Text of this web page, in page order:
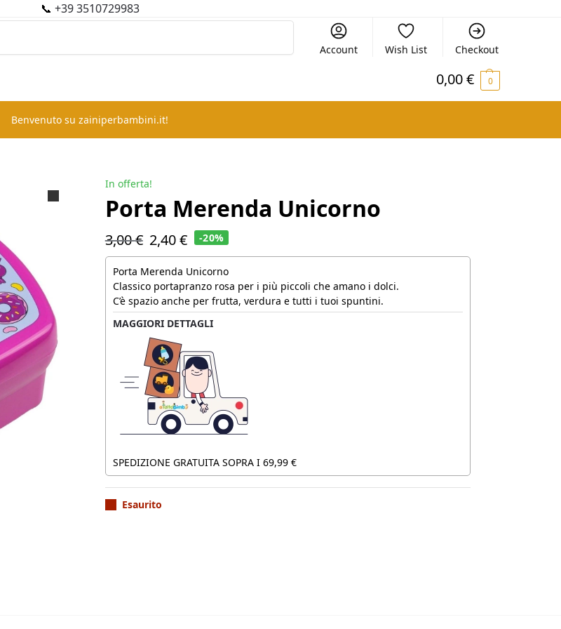
📞 +39 3510729983
Account Wish List Checkout
0,00€ 0
Benvenuto su zainiperbambini.it!
In offerta!
Porta Merenda Unicorno
3,00€ 2,40€ -20%
Porta Merenda Unicorno
Classico portapranzo rosa per i più piccoli che amano i dolci.
C’è spazio anche per frutta, verdura e tutti i tuoi spuntini.
MAGGIORI DETTAGLI
SPEDIZIONE GRATUITA SOPRA I 69,99 €
Esaurito